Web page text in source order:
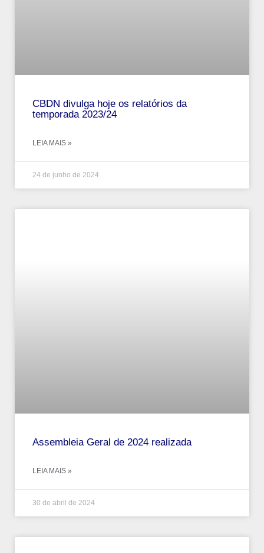
CBDN divulga hoje os relatórios da
temporada 2023/24
LEIA MAIS »
24 de junho de 2024
Assembleia Geral de 2024 realizada
LEIA MAIS »
30 de abril de 2024